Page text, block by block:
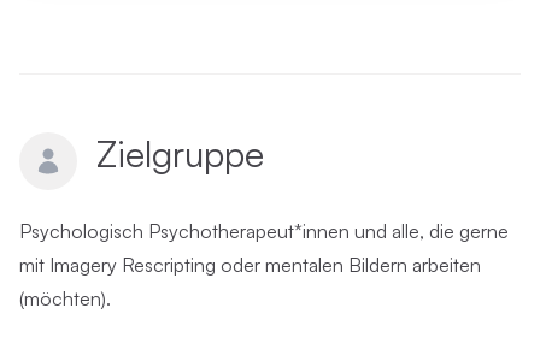
Zielgruppe
Psychologisch Psychotherapeut*innen und alle, die gerne
mit Imagery Rescripting oder mentalen Bildern arbeiten
(möchten).